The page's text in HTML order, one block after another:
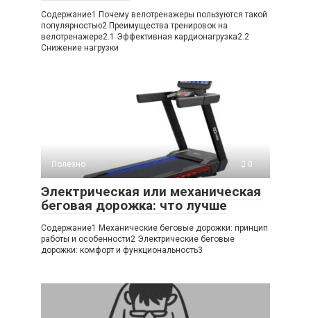
Содержание1 Почему велотренажеры пользуются такой
популярностью2 Преимущества тренировок на
велотренажере2.1 Эффективная кардионагрузка2.2
Снижение нагрузки
Полезно 0
Электрическая или механическая
беговая дорожка: что лучше
Содержание1 Механические беговые дорожки: принцип
работы и особенности2 Электрические беговые
дорожки: комфорт и функциональность3